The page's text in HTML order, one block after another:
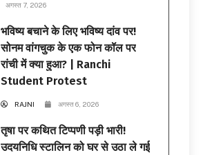
अगस्त 7, 2026
भविष्य बचाने के लिए भविष्य दांव पर!
सोनम वांगचुक के एक फोन कॉल पर
रांची में क्या हुआ? | Ranchi
Student Protest
RAJNI अगस्त 6, 2026
तृषा पर कथित टिप्पणी पड़ी भारी!
उदयनिधि स्टालिन को घर से उठा ले गई